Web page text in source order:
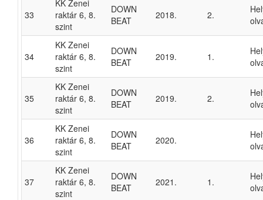
33
KK Zenei
raktár 6, 8.
szint
DOWN
BEAT
2018. 2.
34
KK Zenei
raktár 6, 8.
szint
DOWN
BEAT
2019. 1.
35
KK Zenei
raktár 6, 8.
szint
DOWN
BEAT
2019. 2.
36
KK Zenei
raktár 6, 8.
szint
DOWN
BEAT
2020.
37
KK Zenei
raktár 6, 8.
szint
DOWN
BEAT
2021. 1.